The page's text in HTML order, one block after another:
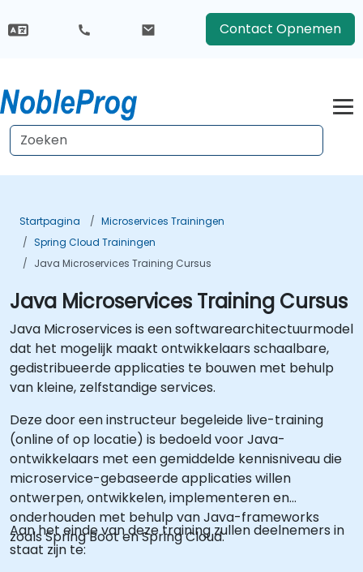
Contact Opnemen
Startpagina
Microservices Trainingen
Spring Cloud Trainingen
Java Microservices Training Cursus
Java Microservices Training Cursus
Java Microservices is een softwarearchitectuurmodel
dat het mogelijk maakt ontwikkelaars schaalbare,
gedistribueerde applicaties te bouwen met behulp
van kleine, zelfstandige services.
Deze door een instructeur begeleide live-training
(online of op locatie) is bedoeld voor Java-
ontwikkelaars met een gemiddelde kennisniveau die
microservice-gebaseerde applicaties willen
ontwerpen, ontwikkelen, implementeren en
onderhouden met behulp van Java-frameworks
zoals Spring Boot en Spring Cloud.
Aan het einde van deze training zullen deelnemers in
staat zijn te: